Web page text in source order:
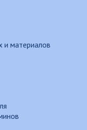
и материалов